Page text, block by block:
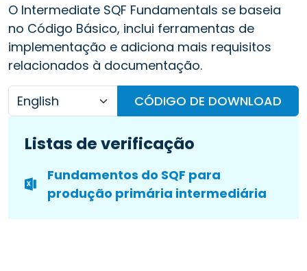
O Intermediate SQF Fundamentals se baseia
no Código Básico, inclui ferramentas de
implementação e adiciona mais requisitos
relacionados à documentação.
CÓDIGO DE DOWNLOAD
Listas de verificação
Fundamentos do SQF para
produção primária intermediária